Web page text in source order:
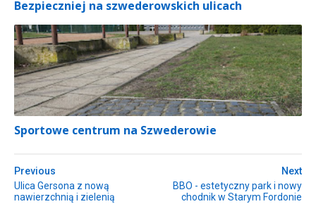
Bezpieczniej na szwederowskich ulicach
Sportowe centrum na Szwederowie
Next
BBO - estetyczny park i nowy
chodnik w Starym Fordonie
Previous
Ulica Gersona z nową
nawierzchnią i zielenią